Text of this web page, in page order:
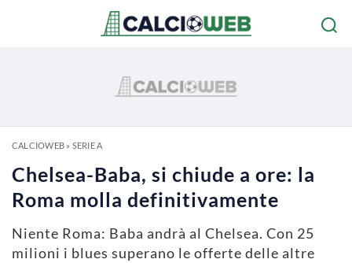
CALCIOWEB» SERIE A
Chelsea-Baba, si chiude a ore: la
Roma molla definitivamente
Niente Roma: Baba andrà al Chelsea. Con 25
milioni i blues superano le offerte delle altre